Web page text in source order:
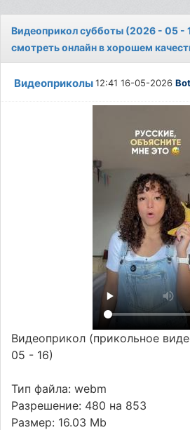
Видеоприкол субботы (2026 - 05
смотреть онлайн в хорошем
Видеоприколы12:41 16-05-2026Bot
Видеоприкол (прикольное
05 - 16)
Тип файла: webm
Разрешение: 480 на 853
Размер: 16.03 Mb